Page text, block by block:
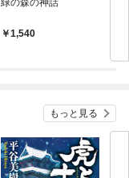
1,540
もっと見る